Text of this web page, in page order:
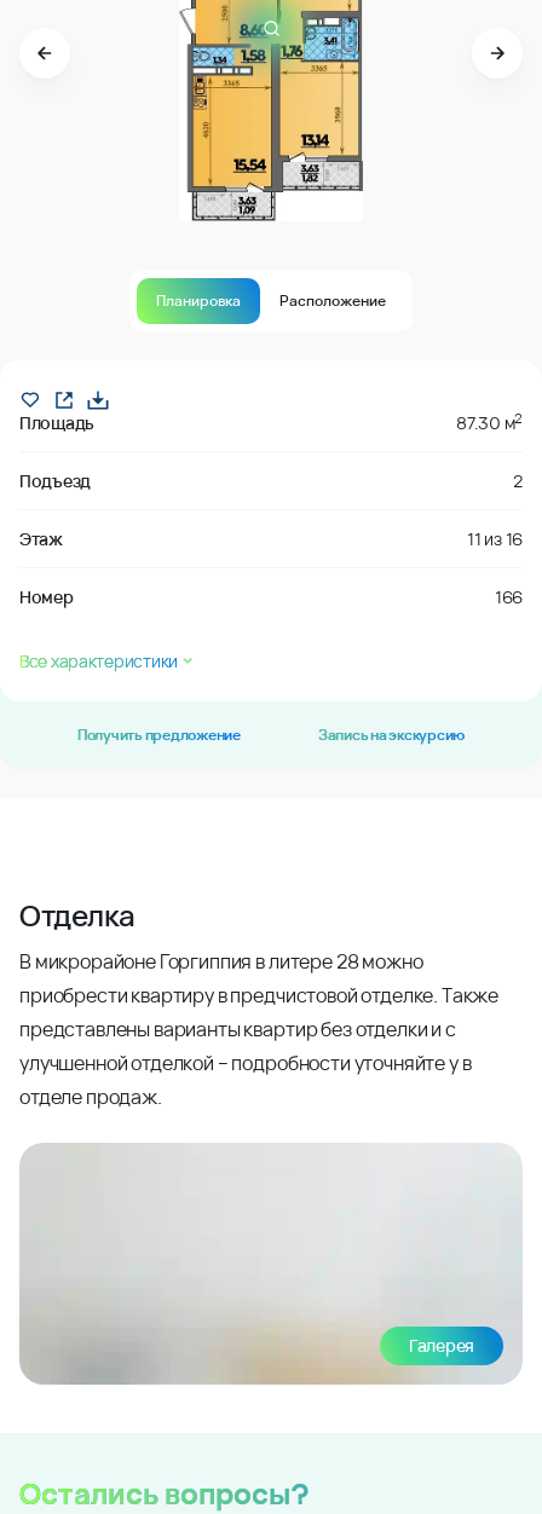
Планировка Расположение
Площадь 87.30 м2
Подъезд 2
Этаж 11 из16
Номер 166
Все характеристики
Получить предложение Запись на экскурсию
Отделка
В микрорайоне Горгиппия в литере 28 можно
приобрести квартиру в предчистовой отделке. Также
представлены варианты квартир без отделки и с
улучшенной отделкой – подробности уточняйте у в
отделе продаж.
Галерея
Остались вопросы?